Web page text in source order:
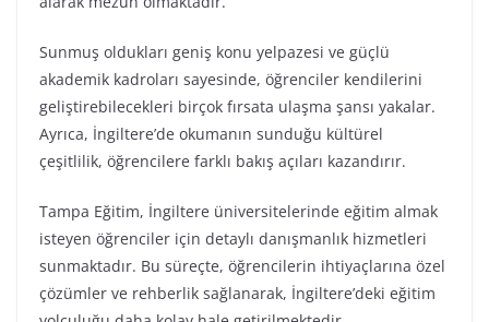
Sunmuş oldukları geniş konu yelpazesi ve güçlü
akademik kadroları sayesinde, öğrenciler kendilerini
geliştirebilecekleri birçok fırsata ulaşma şansı yakalar.
Ayrıca, İngiltere’de okumanın sunduğu kültürel
çeşitlilik, öğrencilere farklı bakış açıları kazandırır.
Tampa Eğitim, İngiltere üniversitelerinde eğitim almak
isteyen öğrenciler için detaylı danışmanlık hizmetleri
sunmaktadır. Bu süreçte, öğrencilerin ihtiyaçlarına özel
çözümler ve rehberlik sağlanarak, İngiltere’deki eğitim